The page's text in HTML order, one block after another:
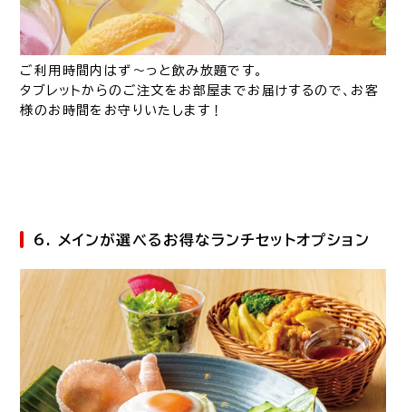
ご利用時間内はず～っと飲み放題です。
タブレットからのご注文をお部屋までお届けするので、お客
様のお時間をお守りいたします！
6. メインが選べるお得なランチセットオプション